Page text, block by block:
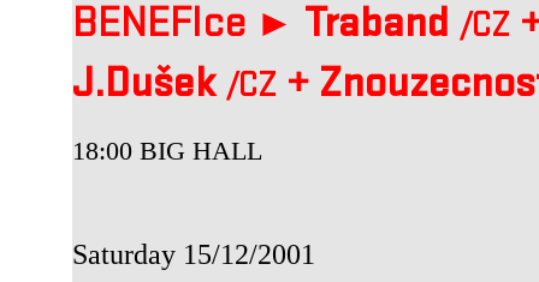
BENEFIce ► Traband /CZ
J.Dušek /CZ +
18:00 BIG HALL
Saturday 15/12/2001